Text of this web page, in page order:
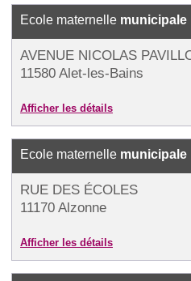
Ecole maternelle municipale
AVENUE NICOLAS
11580 Alet-les-Bains
Afficher les détails
Ecole maternelle municipale
RUE DES ÉCOLES
11170 Alzonne
Afficher les détails